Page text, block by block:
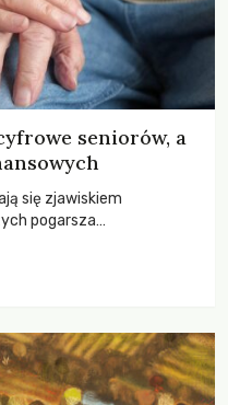
seniorów, a
się zjawiskiem
pogarsza